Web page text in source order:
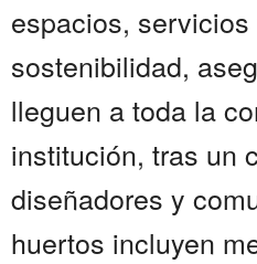
espacios,
sostenibilidad,
lleguen a toda la
institución, tras un
diseñadores y
huertos incluyen